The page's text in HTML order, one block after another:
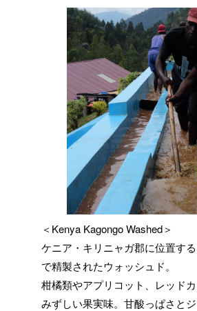
＜Kenya Kagongo Washed＞
ケニア・キリニャガ郡に位置す
で精製されたウォッシュド。
柑橘類やアプリコット、レッド
みずしい果実味。甘酸っぱさと